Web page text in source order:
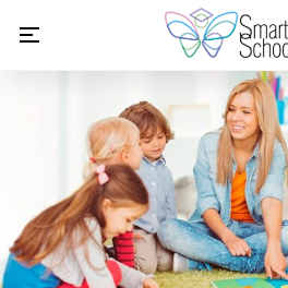
01.12.2025 в